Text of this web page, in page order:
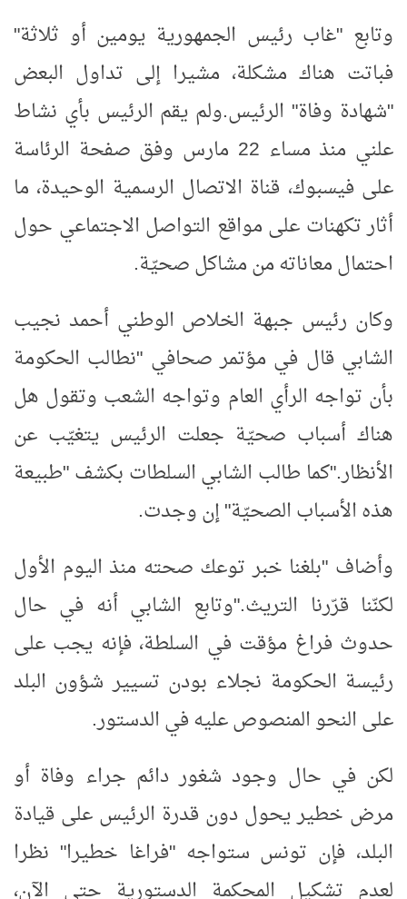
وتابع "غاب رئيس الجمهورية يومين أو ثلاثة"
فباتت هناك مشكلة، مشيرا إلى تداول البعض
"شهادة وفاة" الرئيس.ولم يقم الرئيس بأي نشاط
علني منذ مساء 22 مارس وفق صفحة الرئاسة
على فيسبوك، قناة الاتصال الرسمية الوحيدة، ما
أثار تكهنات على مواقع التواصل الاجتماعي حول
احتمال معاناته من مشاكل صحيّة.
وكان رئيس جبهة الخلاص الوطني أحمد نجيب
الشابي قال في مؤتمر صحافي "نطالب الحكومة
بأن تواجه الرأي العام وتواجه الشعب وتقول هل
هناك أسباب صحيّة جعلت الرئيس يتغيّب عن
الأنظار".كما طالب الشابي السلطات بكشف "طبيعة
هذه الأسباب الصحيّة" إن وجدت.
وأضاف "بلغنا خبر توعك صحته منذ اليوم الأول
لكنّنا قرّرنا التريث".وتابع الشابي أنه في حال
حدوث فراغ مؤقت في السلطة، فإنه يجب على
رئيسة الحكومة نجلاء بودن تسيير شؤون البلد
على النحو المنصوص عليه في الدستور.
لكن في حال وجود شغور دائم جراء وفاة أو
مرض خطير يحول دون قدرة الرئيس على قيادة
البلد، فإن تونس ستواجه "فراغا خطيرا" نظرا
لعدم تشكيل المحكمة الدستورية حتى الآن،